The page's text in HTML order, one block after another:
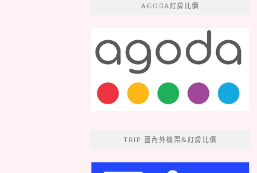
AGODA訂房比價
TRIP 國內外機票&訂房比價